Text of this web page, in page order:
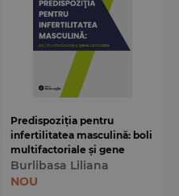
Predispoziția pentru
infertilitatea masculină: boli
multifactoriale și gene
candidate
Burlibasa Liliana
NOU